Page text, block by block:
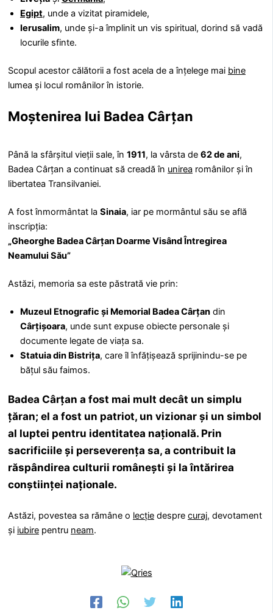
Egipt, unde a vizitat piramidele,
Ierusalim, unde și-a împlinit un vis spiritual, dorind să vadă
locurile sfinte.
Scopul acestor călătorii a fost acela de a înțelege mai bine
lumea și locul românilor în istorie.
Moștenirea lui Badea Cârțan
Până la sfârșitul vieții sale, în 1911, la vârsta de 62 de ani,
Badea Cârțan a continuat să creadă în unirea românilor și în
libertatea Transilvaniei.
A fost înmormântat la Sinaia, iar pe mormântul său se află
inscripția:
„Gheorghe Badea Cârțan Doarme Visând Întregirea
Neamului Său”
Astăzi, memoria sa este păstrată vie prin:
Muzeul Etnografic și Memorial Badea Cârțan din
Cârțișoara, unde sunt expuse obiecte personale și
documente legate de viața sa.
Statuia din Bistrița, care îl înfățișează sprijinindu-se pe
bățul său faimos.
Badea Cârțan a fost mai mult decât un simplu
țăran; el a fost un patriot, un vizionar și un simbol
al luptei pentru identitatea națională. Prin
sacrificiile și perseverența sa, a contribuit la
răspândirea culturii românești și la întărirea
conștiinței naționale.
Astăzi, povestea sa rămâne o lecție despre curaj, devotament
și iubire pentru neam.